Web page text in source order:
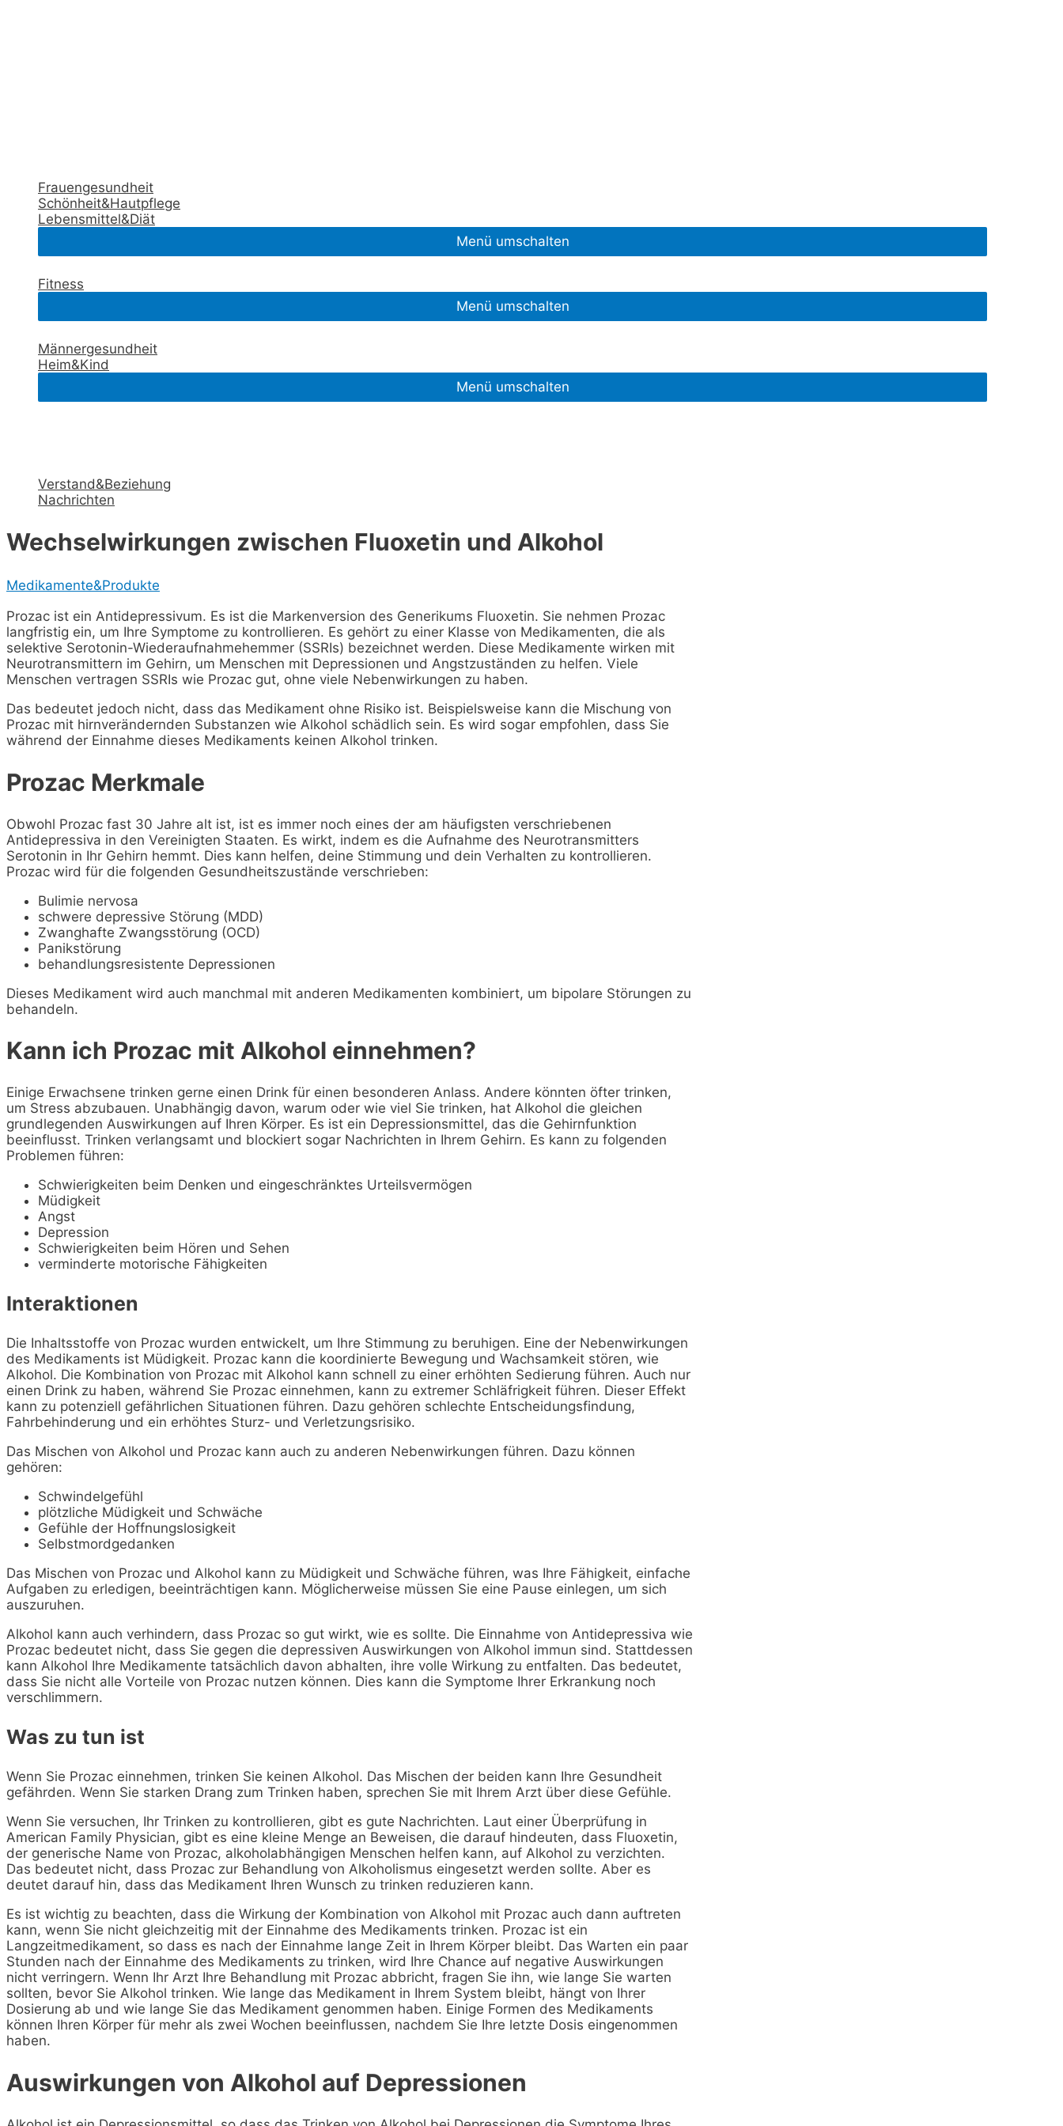
Frauengesundheit
Schönheit&Hautpflege
Lebensmittel&Diät
Menü umschalten
Fitness
Menü umschalten
Männergesundheit
Heim&Kind
Menü umschalten
Verstand&Beziehung
Nachrichten
Wechselwirkungen zwischen Fluoxetin und Alkohol
Medikamente&Produkte
Prozac ist ein Antidepressivum. Es ist die Markenversion des Generikums Fluoxetin. Sie nehmen Prozac
langfristig ein, um Ihre Symptome zu kontrollieren. Es gehört zu einer Klasse von Medikamenten, die als
selektive Serotonin-Wiederaufnahmehemmer (SSRIs) bezeichnet werden. Diese Medikamente wirken mit
Neurotransmittern im Gehirn, um Menschen mit Depressionen und Angstzuständen zu helfen. Viele
Menschen vertragen SSRIs wie Prozac gut, ohne viele Nebenwirkungen zu haben.
Das bedeutet jedoch nicht, dass das Medikament ohne Risiko ist. Beispielsweise kann die Mischung von
Prozac mit hirnverändernden Substanzen wie Alkohol schädlich sein. Es wird sogar empfohlen, dass Sie
während der Einnahme dieses Medikaments keinen Alkohol trinken.
Prozac Merkmale
Obwohl Prozac fast 30 Jahre alt ist, ist es immer noch eines der am häufigsten verschriebenen
Antidepressiva in den Vereinigten Staaten. Es wirkt, indem es die Aufnahme des Neurotransmitters
Serotonin in Ihr Gehirn hemmt. Dies kann helfen, deine Stimmung und dein Verhalten zu kontrollieren.
Prozac wird für die folgenden Gesundheitszustände verschrieben:
Bulimie nervosa
schwere depressive Störung (MDD)
Zwanghafte Zwangsstörung (OCD)
Panikstörung
behandlungsresistente Depressionen
Dieses Medikament wird auch manchmal mit anderen Medikamenten kombiniert, um bipolare Störungen zu
behandeln.
Kann ich Prozac mit Alkohol einnehmen?
Einige Erwachsene trinken gerne einen Drink für einen besonderen Anlass. Andere könnten öfter trinken,
um Stress abzubauen. Unabhängig davon, warum oder wie viel Sie trinken, hat Alkohol die gleichen
grundlegenden Auswirkungen auf Ihren Körper. Es ist ein Depressionsmittel, das die Gehirnfunktion
beeinflusst. Trinken verlangsamt und blockiert sogar Nachrichten in Ihrem Gehirn. Es kann zu folgenden
Problemen führen:
Schwierigkeiten beim Denken und eingeschränktes Urteilsvermögen
Müdigkeit
Angst
Depression
Schwierigkeiten beim Hören und Sehen
verminderte motorische Fähigkeiten
Interaktionen
Die Inhaltsstoffe von Prozac wurden entwickelt, um Ihre Stimmung zu beruhigen. Eine der Nebenwirkungen
des Medikaments ist Müdigkeit. Prozac kann die koordinierte Bewegung und Wachsamkeit stören, wie
Alkohol. Die Kombination von Prozac mit Alkohol kann schnell zu einer erhöhten Sedierung führen. Auch nur
einen Drink zu haben, während Sie Prozac einnehmen, kann zu extremer Schläfrigkeit führen. Dieser Effekt
kann zu potenziell gefährlichen Situationen führen. Dazu gehören schlechte Entscheidungsfindung,
Fahrbehinderung und ein erhöhtes Sturz- und Verletzungsrisiko.
Das Mischen von Alkohol und Prozac kann auch zu anderen Nebenwirkungen führen. Dazu können
gehören:
Schwindelgefühl
plötzliche Müdigkeit und Schwäche
Gefühle der Hoffnungslosigkeit
Selbstmordgedanken
Das Mischen von Prozac und Alkohol kann zu Müdigkeit und Schwäche führen, was Ihre Fähigkeit, einfache
Aufgaben zu erledigen, beeinträchtigen kann. Möglicherweise müssen Sie eine Pause einlegen, um sich
auszuruhen.
Alkohol kann auch verhindern, dass Prozac so gut wirkt, wie es sollte. Die Einnahme von Antidepressiva wie
Prozac bedeutet nicht, dass Sie gegen die depressiven Auswirkungen von Alkohol immun sind. Stattdessen
kann Alkohol Ihre Medikamente tatsächlich davon abhalten, ihre volle Wirkung zu entfalten. Das bedeutet,
dass Sie nicht alle Vorteile von Prozac nutzen können. Dies kann die Symptome Ihrer Erkrankung noch
verschlimmern.
Was zu tun ist
Wenn Sie Prozac einnehmen, trinken Sie keinen Alkohol. Das Mischen der beiden kann Ihre Gesundheit
gefährden. Wenn Sie starken Drang zum Trinken haben, sprechen Sie mit Ihrem Arzt über diese Gefühle.
Wenn Sie versuchen, Ihr Trinken zu kontrollieren, gibt es gute Nachrichten. Laut einer Überprüfung in
American Family Physician, gibt es eine kleine Menge an Beweisen, die darauf hindeuten, dass Fluoxetin,
der generische Name von Prozac, alkoholabhängigen Menschen helfen kann, auf Alkohol zu verzichten.
Das bedeutet nicht, dass Prozac zur Behandlung von Alkoholismus eingesetzt werden sollte. Aber es
deutet darauf hin, dass das Medikament Ihren Wunsch zu trinken reduzieren kann.
Es ist wichtig zu beachten, dass die Wirkung der Kombination von Alkohol mit Prozac auch dann auftreten
kann, wenn Sie nicht gleichzeitig mit der Einnahme des Medikaments trinken. Prozac ist ein
Langzeitmedikament, so dass es nach der Einnahme lange Zeit in Ihrem Körper bleibt. Das Warten ein paar
Stunden nach der Einnahme des Medikaments zu trinken, wird Ihre Chance auf negative Auswirkungen
nicht verringern. Wenn Ihr Arzt Ihre Behandlung mit Prozac abbricht, fragen Sie ihn, wie lange Sie warten
sollten, bevor Sie Alkohol trinken. Wie lange das Medikament in Ihrem System bleibt, hängt von Ihrer
Dosierung ab und wie lange Sie das Medikament genommen haben. Einige Formen des Medikaments
können Ihren Körper für mehr als zwei Wochen beeinflussen, nachdem Sie Ihre letzte Dosis eingenommen
haben.
Auswirkungen von Alkohol auf Depressionen